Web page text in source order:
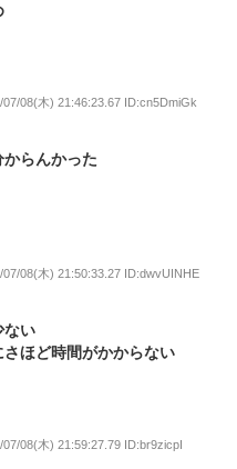
07/08(木) 21:46:23.67 ID:cn5DmiGk
からんかった
07/08(木) 21:50:33.27 ID:dwvUINHE
ない
ほど時間がかからない
07/08(木) 21:59:27.79 ID:br9zicpI